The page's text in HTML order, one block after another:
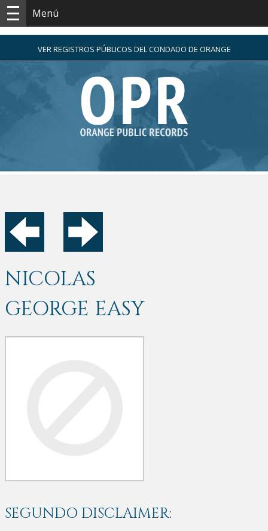
Menú
VER REGISTROS PÚBLICOS DEL CONDADO DE ORANGE
NICOLAS
GEORGE EASY
SEGUNDO DISCLAIMER: